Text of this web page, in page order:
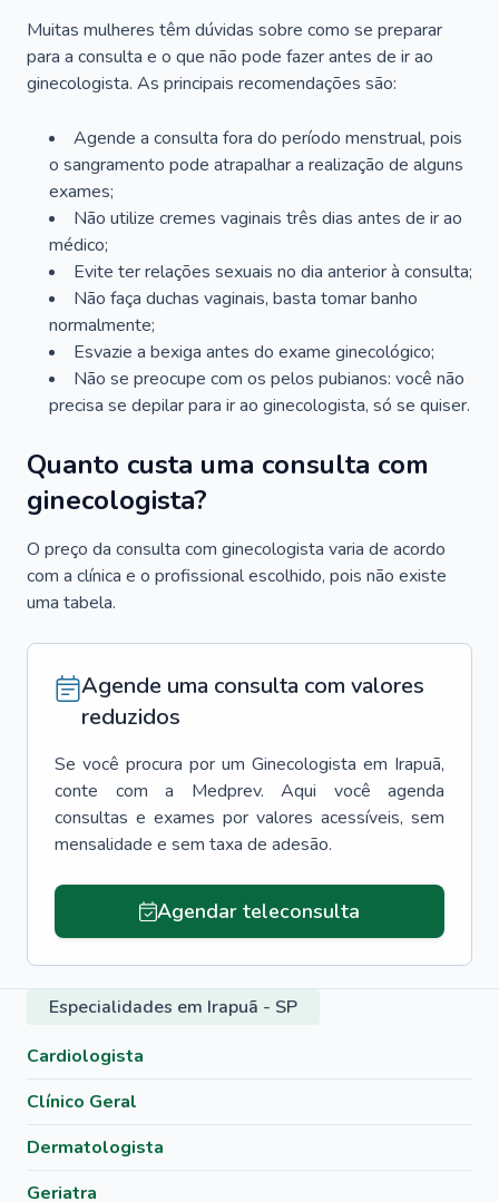
Muitas mulheres têm dúvidas sobre como se preparar
para a consulta e o que não pode fazer antes de ir ao
ginecologista. As principais recomendações são:
Agende a consulta fora do período menstrual, pois
o sangramento pode atrapalhar a realização de alguns
exames;
Não utilize cremes vaginais três dias antes de ir ao
médico;
Evite ter relações sexuais no dia anterior à consulta;
Não faça duchas vaginais, basta tomar banho
normalmente;
Esvazie a bexiga antes do exame ginecológico;
Não se preocupe com os pelos pubianos: você não
precisa se depilar para ir ao ginecologista, só se quiser.
Quanto custa uma consulta com
ginecologista?
O preço da consulta com ginecologista varia de acordo
com a clínica e o profissional escolhido, pois não existe
uma tabela.
Agende uma consulta com valores
reduzidos
Se você procura por um Ginecologista em Irapuã,
conte com a Medprev. Aqui você agenda
consultas e exames por valores acessíveis, sem
mensalidade e sem taxa de adesão.
Agendar teleconsulta
Especialidades em Irapuã - SP
Cardiologista
Clínico Geral
Dermatologista
Geriatra